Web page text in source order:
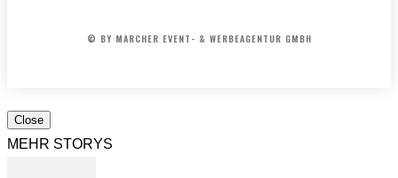
© BY MARCHER EVENT- & WERBEAGENTUR GMBH
Close
MEHR STORYS